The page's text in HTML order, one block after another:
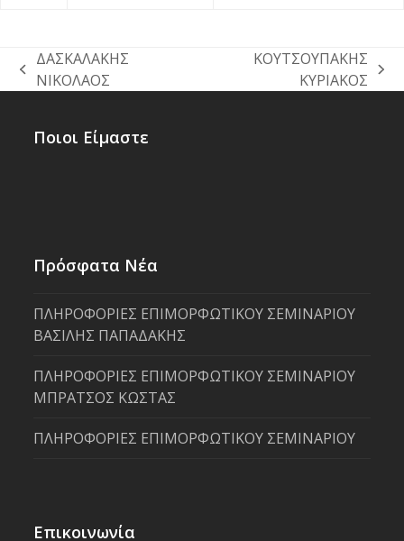
previous
ΔΑΣΚΑΛΑΚΗΣ
ΝΙΚΟΛΑΟΣ
ΚΟΥΤΣΟΥΠΑΚΗΣ
ΚΥΡΙΑΚΟΣ
Ποιοι Είμαστε
Πρόσφατα Νέα
ΠΛΗΡΟΦΟΡΙΕΣ ΕΠΙΜΟΡΦΩΤΙΚΟΥ ΣΕΜΙΝΑΡΙΟΥ
ΒΑΣΙΛΗΣ ΠΑΠΑΔΑΚΗΣ
ΠΛΗΡΟΦΟΡΙΕΣ ΕΠΙΜΟΡΦΩΤΙΚΟΥ ΣΕΜΙΝΑΡΙΟΥ
ΜΠΡΑΤΣΟΣ ΚΩΣΤΑΣ
ΠΛΗΡΟΦΟΡΙΕΣ ΕΠΙΜΟΡΦΩΤΙΚΟΥ ΣΕΜΙΝΑΡΙΟΥ
Επικοινωνία